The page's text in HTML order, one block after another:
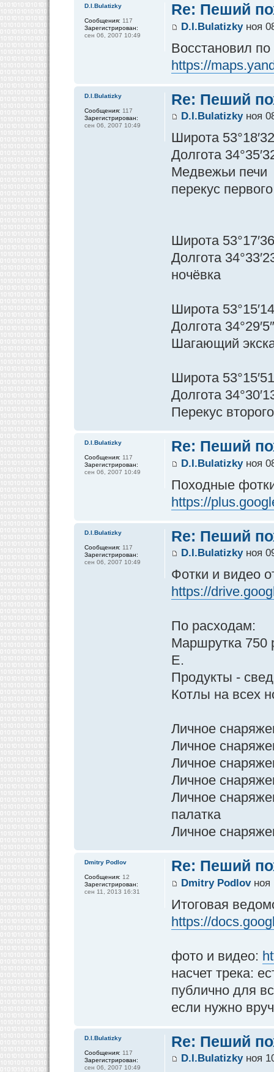
Re: Пеший
D.I.Bulatizkyноя
Восстановил
https://
D.I.Bulatizky
Сообщения: 117
Зарегистрирован:
сен 06, 2007 10:49
Re: Пеший
D.I.Bulatizkyноя
Широта
Долгота
Медвежьи печи
перекус
Широта
Долгота
ночёвка
Широта
Долгота
Шагающий
Широта
Долгота
Перекус
D.I.Bulatizky
Сообщения: 117
Зарегистрирован:
сен 06, 2007 10:49
Re: Пеший
D.I.Bulatizkyноя
Походные
https://
D.I.Bulatizky
Сообщения: 117
Зарегистрирован:
сен 06, 2007 10:49
Re: Пеший
D.I.Bulatizkyноя
Фотки и видео
https://
По расходам:
Маршрутка 750
Е.
Продукты -
Котлы на всех
Личное
Личное
Личное
Личное
Личное
палатка
Личное
D.I.Bulatizky
Сообщения: 117
Зарегистрирован:
сен 06, 2007 10:49
Re: Пеший
Dmitry Podlovноя
Итоговая
https://
фото и видео:
насчет трека:
публично для
если нужно
Dmitry Podlov
Сообщения: 12
Зарегистрирован:
сен 11, 2013 16:31
Re: Пеший
D.I.Bulatizkyноя
D.I.Bulatizky
Сообщения: 117
Зарегистрирован:
сен 06, 2007 10:49